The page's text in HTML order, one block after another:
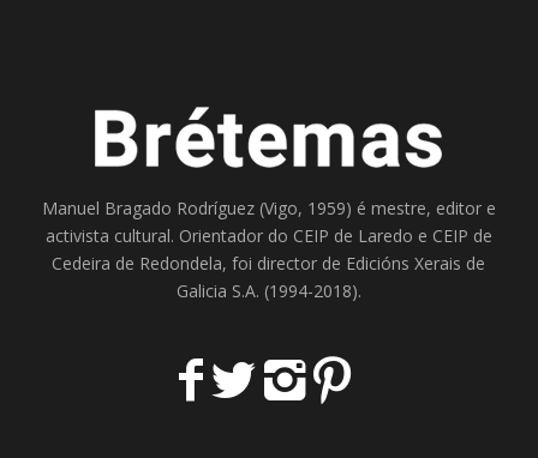
Manuel Bragado Rodríguez (Vigo, 1959) é mestre, editor e
activista cultural. Orientador do CEIP de Laredo e CEIP de
Cedeira de Redondela, foi director de Edicións Xerais de
Galicia S.A. (1994-2018).